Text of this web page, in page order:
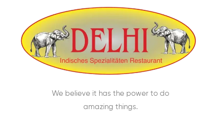
We believe it has the power to do
amazing things.